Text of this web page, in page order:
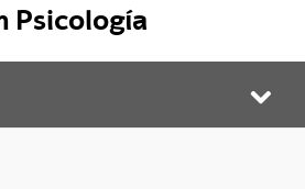
Psicología